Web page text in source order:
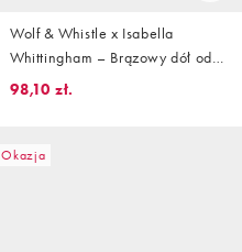
Wolf & Whistle x Isabella
Whittingham – Brązowy dół od
bikini z wysokim stanem i
98,10 zł.
Okazja